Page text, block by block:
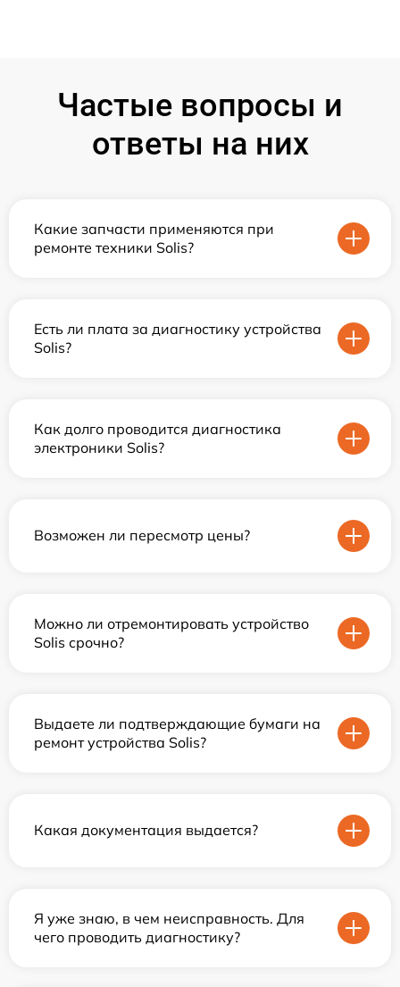
Частые вопросы и
ответы на них
Какие запчасти применяются при
ремонте техники Solis?
Есть ли плата за диагностику устройства
Solis?
Как долго проводится диагностика
электроники Solis?
Возможен ли пересмотр цены?
Можно ли отремонтировать устройство
Solis срочно?
Выдаете ли подтверждающие бумаги на
ремонт устройства Solis?
Какая документация выдается?
Я уже знаю, в чем неисправность. Для
чего проводить диагностику?